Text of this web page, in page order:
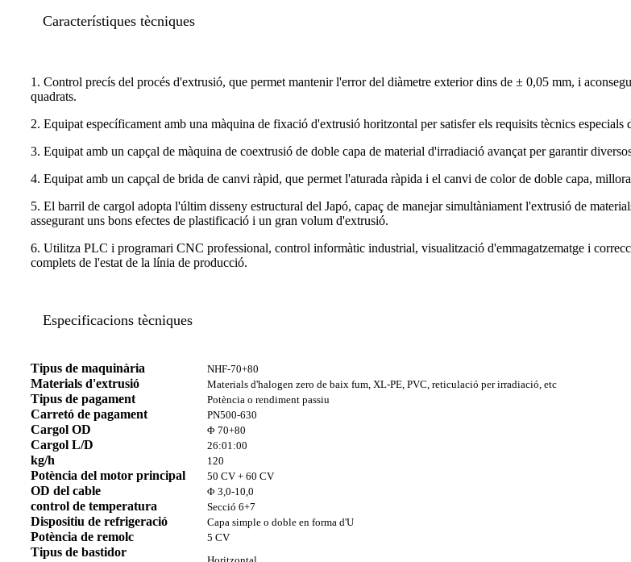
Característiques tècniques
1. Control precís del procés d'extrusió, que permet mantenir l'error del diàmetre exterior dins de ± 0,05 mm, i
quadrats.
2. Equipat específicament amb una màquina de fixació d'extrusió horitzontal per satisfer els requisits tècnics especials
3. Equipat amb un capçal de màquina de coextrusió de doble capa de material d'irradiació avançat per garantir
4. Equipat amb un capçal de brida de canvi ràpid, que permet l'aturada ràpida i el canvi de color de doble capa,
5. El barril de cargol adopta l'últim disseny estructural del Japó, capaç de manejar simultàniament l'extrusió de
assegurant uns bons efectes de plastificació i un gran volum d'extrusió.
6. Utilitza PLC i programari CNC professional, control informàtic industrial, visualització d'emmagatzematge i
complets de l'estat de la línia de producció.
Especificacions tècniques
Tipus de maquinària NHF-70+80
Materials d'extrusió Materials d'halogen zero de baix fum, XL-PE, PVC, reticulació per irradiació, etc
Tipus de pagament Potència o rendiment passiu
Carretó de pagament PN500-630
Cargol OD Φ 70+80
Cargol L/D 26:01:00
kg/h 120
Potència del motor principal 50 CV + 60 CV
OD del cable Φ 3,0-10,0
control de temperatura Secció 6+7
Dispositiu de refrigeració Capa simple o doble en forma d'U
Potència de remolc 5 CV
Tipus de bastidor